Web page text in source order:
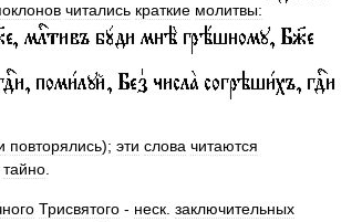
читались краткие молитвы:
повторялись); эти слова читаются
тайно
Трисвятого - неск заключительных